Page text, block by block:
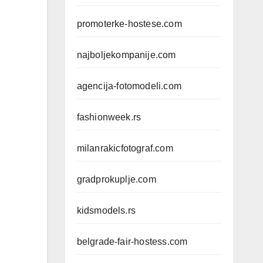
promoterke-hostese.com
najboljekompanije.com
agencija-fotomodeli.com
fashionweek.rs
milanrakicfotograf.com
gradprokuplje.com
kidsmodels.rs
belgrade-fair-hostess.com